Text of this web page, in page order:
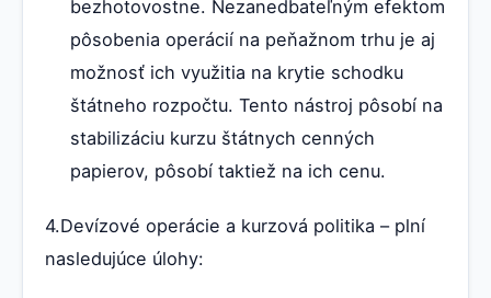
bezhotovostne. Nezanedbateľným efektom
pôsobenia operácií na peňažnom trhu je aj
možnosť ich využitia na krytie schodku
štátneho rozpočtu. Tento nástroj pôsobí na
stabilizáciu kurzu štátnych cenných
papierov, pôsobí taktiež na ich cenu.
4.Devízové operácie a kurzová politika – plní
nasledujúce úlohy: